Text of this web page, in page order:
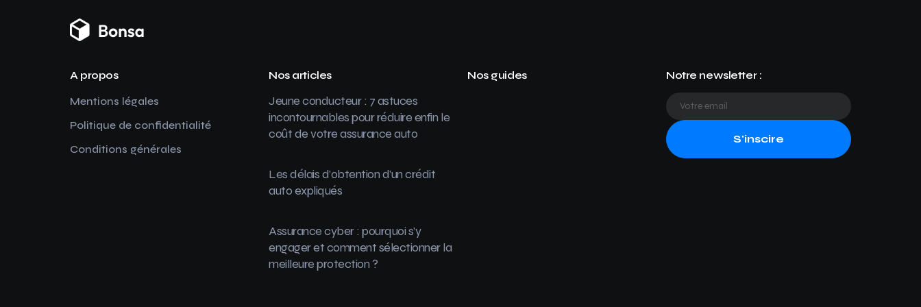
A propos
Mentions légales
Politique de confidentialité
Conditions générales
Nos articles
Jeune conducteur : 7 astuces
incontournables pour réduire enfin le
coût de votre assurance auto
Les délais d’obtention d’un crédit
auto expliqués
Assurance cyber : pourquoi s’y
engager et comment sélectionner la
meilleure protection ?
Nos guides Notre newsletter :
S'inscire